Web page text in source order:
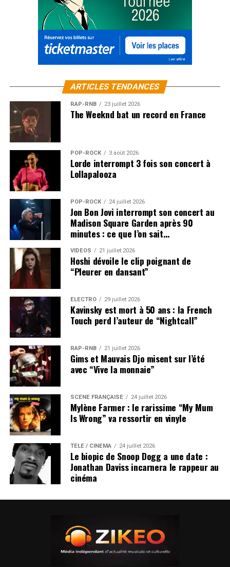
ARTICLES TENDANCES
RAP-RNB 23 juillet 2026
The Weeknd bat un record en France
POP-ROCK 3 août 2026
Lorde interrompt 3 fois son concert à
Lollapalooza
POP-ROCK 24 juillet 2026
Jon Bon Jovi interrompt son concert au
Madison Square Garden après 90
minutes : ce que l’on sait…
VIDEOS 21 juillet 2026
Hoshi dévoile le clip poignant de
“Pleurer en dansant”
ÉLECTRO 29 juillet 2026
Kavinsky est mort à 50 ans : la French
Touch perd l’auteur de “Nightcall”
RAP-RNB 21 juillet 2026
Gims et Mauvais Djo misent sur l’été
avec “Vive la monnaie”
SCÈNE FRANÇAISE 24 juillet 2026
Mylène Farmer : le rarissime “My Mum
Is Wrong” va ressortir en vinyle
TÉLÉ / CINÉMA 24 juillet 2026
Le biopic de Snoop Dogg a une date :
Jonathan Daviss incarnera le rappeur au
cinéma